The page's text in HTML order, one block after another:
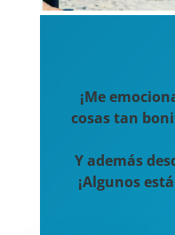
¡Me
cosas tan
Y además
¡Algunos